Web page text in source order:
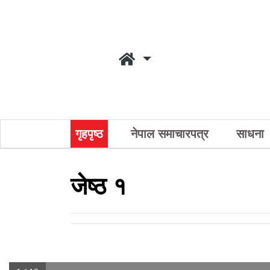
गृहपृष्ठ नेपाल समाचारपत्र साधना
जेष्ठ १